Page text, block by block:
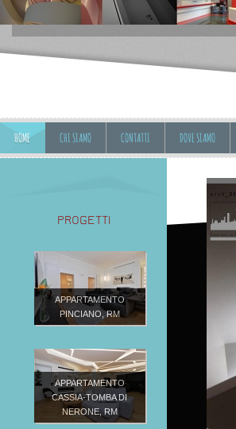
HOME CHI SIAMO CONTATTI DOVE SIAMO
PROGETTI
APPARTAMENTO
PINCIANO, RM
APPARTAMENTO
CASSIA-TOMBA DI
NERONE, RM